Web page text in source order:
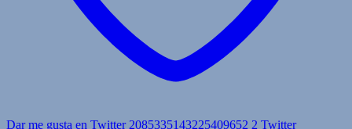
Dar me gusta en Twitter 2085335143225409652 2 Twitter